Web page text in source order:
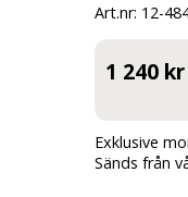
Art.nr: 12-
1 240 kr
Exklusive
Sänds från